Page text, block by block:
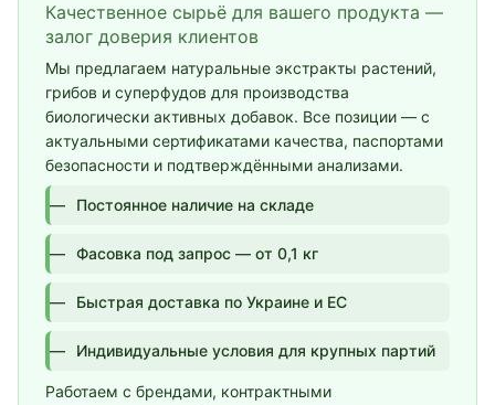
Качественное сырьё для вашего продукта —
залог доверия клиентов
Мы предлагаем натуральные экстракты растений,
грибов и суперфудов для производства
биологически активных добавок. Все позиции — с
актуальными сертификатами качества, паспортами
безопасности и подтверждёнными анализами.
Постоянное наличие на складе
Фасовка под запрос — от 0,1 кг
Быстрая доставка по Украине и ЕС
Индивидуальные условия для крупных партий
Работаем с брендами, контрактными